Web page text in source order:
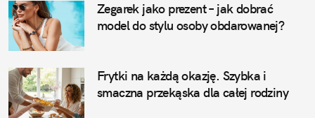
Zegarek jako prezent – jak dobrać
model do stylu osoby obdarowanej?
Frytki na każdą okazję. Szybka i
smaczna przekąska dla całej rodziny